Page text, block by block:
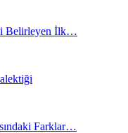
Belirleyen İlk…
Farklar…